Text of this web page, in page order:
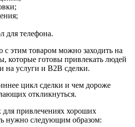
для телефона.
с этим товаром можно заходить на
которые готовы привлекать людей
на услуги и B2B сделки.
цикл сделки и чем дороже
откликнуться.
привлечениях хороших
нужно следующим образом: